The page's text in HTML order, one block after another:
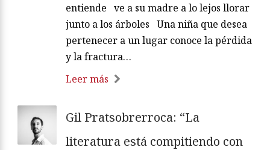
entiende ve a su madre a lo lejos llorar
junto a los árboles Una niña que desea
pertenecer a un lugar conoce la pérdida
y la fractura…
Leer más
Gil Pratsobrerroca: “La
literatura está compitiendo con